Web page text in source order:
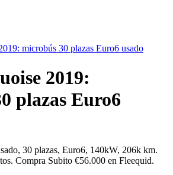
microbús 30 plazas Euro6 usado
2019:
plazas Euro6
30 plazas, Euro6, 140kW, 206k km.
Compra Subito €56.000 en Fleequid.